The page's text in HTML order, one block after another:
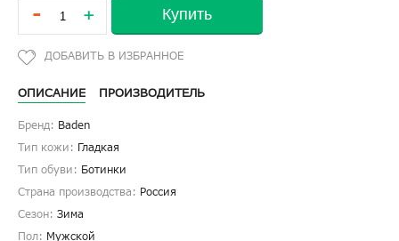
- + Купить
ОПИСАНИЕ ПРОИЗВОДИТЕЛЬ
Бренд: Baden
Тип кожи: Гладкая
Тип обуви: Ботинки
Страна производства: Россия
Сезон: Зима
Пол: Мужской